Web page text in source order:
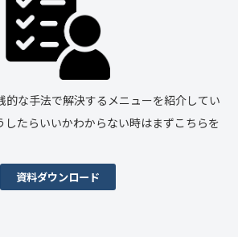
的な手法で解決するメニューを紹介してい
したらいいかわからない時はまずこちらを
資料ダウンロード